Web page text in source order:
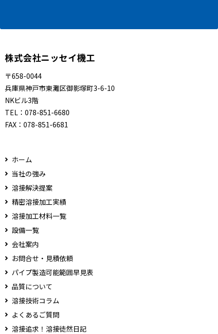
株式会社ニッセイ機工
〒658-0044
兵庫県神戸市東灘区御影塚町3-6-10
NKビル3階
TEL： 078-851-6680
FAX： 078-851-6681
ホーム
当社の強み
溶接解決提案
精密溶接加工実績
溶接加工材料一覧
設備一覧
会社案内
お問合せ・見積依頼
パイプ製造可能範囲早見表
品質について
溶接技術コラム
よくあるご質問
溶接追求！溶接徒然日記